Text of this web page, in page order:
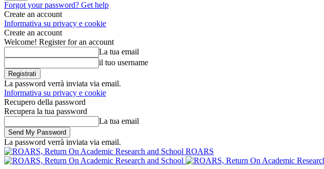
Forgot your password? Get help
Create an account
Informativa su privacy e cookie
Create an account
Welcome! Register for an account
La tua email
il tuo username
La password verrà inviata via email.
Informativa su privacy e cookie
Recupero della password
Recupera la tua password
La tua email
La password verrà inviata via email.
ROARS